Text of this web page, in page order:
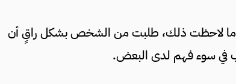
لاحظت ذلك، طلبت من الشخص بشكل راقٍ أن
في سوء فهم لدى البعض.